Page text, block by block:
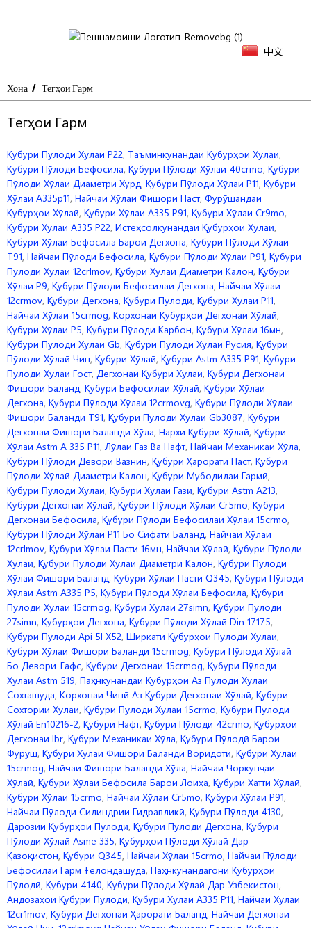
中文
Хона Тегҳои Гарм
Тегҳои Гарм
Қубури Пӯлоди Хӯлаи P22, Таъминкунандаи Қубурҳои Хӯлаӣ,
Қубури Пӯлоди Бефосила, Қубури Пӯлоди Хӯлаи 40crmo, Қубури
Пӯлоди Хӯлаи Диаметри Хурд, Қубури Пӯлоди Хӯлаи P11, Қубури
Хӯлаи A335p11, Найчаи Хӯлаи Фишори Паст, Фурӯшандаи
Қубурҳои Хӯлаӣ, Қубури Хӯлаи A335 P91, Қубури Хӯлаи Cr9mo,
Қубури Хӯлаи A335 P22, Истеҳсолкунандаи Қубурҳои Хӯлаӣ,
Қубури Хӯлаи Бефосила Барои Дегхона, Қубури Пӯлоди Хӯлаи
T91, Найчаи Пӯлоди Бефосила, Қубури Пӯлоди Хӯлаи P91, Қубури
Пӯлоди Хӯлаи 12crlmov, Қубури Хӯлаи Диаметри Калон, Қубури
Хӯлаи P9, Қубури Пӯлоди Бефосилаи Дегхона, Найчаи Хӯлаи
12crmov, Қубури Дегхона, Қубури Пӯлодӣ, Қубури Хӯлаи P11,
Найчаи Хӯлаи 15crmog, Корхонаи Қубурҳои Дегхонаи Хӯлаӣ,
Қубури Хӯлаи P5, Қубури Пӯлоди Карбон, Қубури Хӯлаи 16мн,
Қубури Пӯлоди Хӯлаӣ Gb, Қубури Пӯлоди Хӯлаӣ Русия, Қубури
Пӯлоди Хӯлаӣ Чин, Қубури Хӯлаӣ, Қубури Astm A335 P91, Қубури
Пӯлоди Хӯлаӣ Гост, Дегхонаи Қубури Хӯлаӣ, Қубури Дегхонаи
Фишори Баланд, Қубури Бефосилаи Хӯлаӣ, Қубури Хӯлаи
Дегхона, Қубури Пӯлоди Хӯлаи 12crmovg, Қубури Пӯлоди Хӯлаи
Фишори Баланди T91, Қубури Пӯлоди Хӯлаӣ Gb3087, Қубури
Дегхонаи Фишори Баланди Хӯла, Нархи Қубури Хӯлаӣ, Қубури
Хӯлаи Astm A 335 P11, Лӯлаи Газ Ва Нафт, Найчаи Механикаи Хӯла,
Қубури Пӯлоди Девори Вазнин, Қубури Ҳарорати Паст, Қубури
Пӯлоди Хӯлаӣ Диаметри Калон, Қубури Мубодилаи Гармӣ,
Қубури Пӯлоди Хӯлаӣ, Қубури Хӯлаи Газӣ, Қубури Astm A213,
Қубури Дегхонаи Хӯлаӣ, Қубури Пӯлоди Хӯлаи Cr5mo, Қубури
Дегхонаи Бефосила, Қубури Пӯлоди Бефосилаи Хӯлаи 15crmo,
Қубури Пӯлоди Хӯлаи P11 Бо Сифати Баланд, Найчаи Хӯлаи
12crlmov, Қубури Хӯлаи Пасти 16мн, Найчаи Хӯлаӣ, Қубури Пӯлоди
Хӯлаӣ, Қубури Пӯлоди Хӯлаи Диаметри Калон, Қубури Пӯлоди
Хӯлаи Фишори Баланд, Қубури Хӯлаи Пасти Q345, Қубури Пӯлоди
Хӯлаи Astm A335 P5, Қубури Пӯлоди Хӯлаи Бефосила, Қубури
Пӯлоди Хӯлаи 15crmog, Қубури Хӯлаи 27simn, Қубури Пӯлоди
27simn, Қубурҳои Дегхона, Қубури Пӯлоди Хӯлаӣ Din 17175,
Қубури Пӯлоди Api 5l X52, Ширкати Қубурҳои Пӯлоди Хӯлаӣ,
Қубури Хӯлаи Фишори Баланди 15crmog, Қубури Пӯлоди Хӯлаӣ
Бо Девори Ғафс, Қубури Дегхонаи 15crmog, Қубури Пӯлоди
Хӯлаӣ Astm 519, Паҳнкунандаи Қубурҳои Аз Пӯлоди Хӯлаӣ
Сохташуда, Корхонаи Чинӣ Аз Қубури Дегхонаи Хӯлаӣ, Қубури
Сохтории Хӯлаӣ, Қубури Пӯлоди Хӯлаи 15crmo, Қубури Пӯлоди
Хӯлаӣ En10216-2, Қубури Нафт, Қубури Пӯлоди 42crmo, Қубурҳои
Дегхонаи Ibr, Қубури Механикаи Хӯла, Қубури Пӯлодӣ Барои
Фурӯш, Қубури Хӯлаи Фишори Баланди Воридотӣ, Қубури Хӯлаи
15crmog, Найчаи Фишори Баланди Хӯла, Найчаи Чоркунҷаи
Хӯлаӣ, Қубури Хӯлаи Бефосила Барои Лоиҳа, Қубури Хатти Хӯлаӣ,
Қубури Хӯлаи 15crmo, Найчаи Хӯлаи Cr5mo, Қубури Хӯлаи P91,
Найчаи Пӯлоди Силиндрии Гидравликӣ, Қубури Пӯлоди 4130,
Дарозии Қубурҳои Пӯлодӣ, Қубури Пӯлоди Дегхона, Қубури
Пӯлоди Хӯлаӣ Asme 335, Қубурҳои Пӯлоди Хӯлаӣ Дар
Қазоқистон, Қубури Q345, Найчаи Хӯлаи 15crmo, Найчаи Пӯлоди
Бефосилаи Гарм Ғелондашуда, Паҳнкунандагони Қубурҳои
Пӯлодӣ, Қубури 4140, Қубури Пӯлоди Хӯлаӣ Дар Узбекистон,
Андозаҳои Қубури Пӯлодӣ, Қубури Хӯлаи A335 P11, Найчаи Хӯлаи
12cr1mov, Қубури Дегхонаи Ҳарорати Баланд, Найчаи Дегхонаи